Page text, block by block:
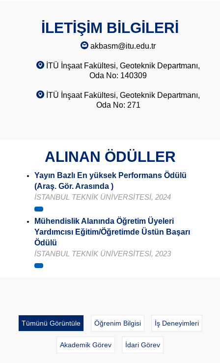
İLETİŞİM BİLGİLERİ
akbasm@itu.edu.tr
İTÜ İnşaat Fakültesi, Geoteknik Departmanı,
Oda No: 140309
İTÜ İnşaat Fakültesi, Geoteknik Departmanı,
Oda No: 271
ALINAN ÖDÜLLER
Yayın Bazlı En yüksek Performans Ödülü
(Araş. Gör. Arasında )
İSTANBUL TEKNİK ÜNİVERSİTESİ, 2024
Mühendislik Alanında Öğretim Üyeleri
Yardımcısı Eğitim/Öğretimde Üstün Başarı
Ödülü
İSTANBUL TEKNİK ÜNİVERSİTESİ, 2023
Tümünü Görüntüle Öğrenim Bilgisi İş Deneyimleri
Akademik Görev İdari Görev